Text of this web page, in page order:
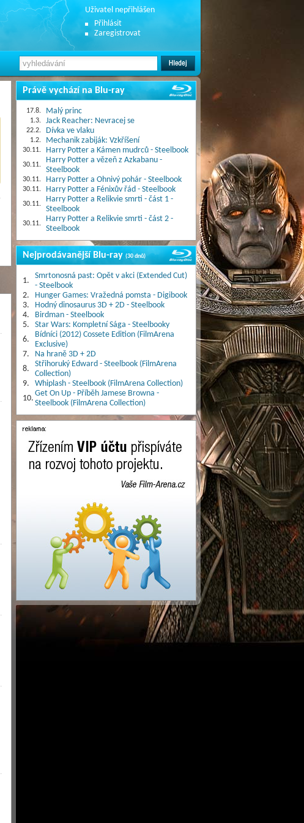
Uživatel nepřihlášen
Přihlásit
Zaregistrovat
Právě vychází na Blu-ray
17.8. Malý princ
1.3. Jack Reacher: Nevracej se
22.2. Dívka ve vlaku
1.2. Mechanik zabiják: Vzkříšení
30.11. Harry Potter a Kámen mudrců - Steelbook
30.11.
Harry Potter a vězeň z Azkabanu -
Steelbook
30.11. Harry Potter a Ohnivý pohár - Steelbook
30.11. Harry Potter a Fénixův řád - Steelbook
30.11.
Harry Potter a Relikvie smrti - část 1 -
Steelbook
30.11.
Harry Potter a Relikvie smrti - část 2 -
Steelbook
Nejprodávanější Blu-ray(30 dnů)
1.
Smrtonosná past: Opět v akci (Extended Cut)
- Steelbook
2.
Hunger Games: Vražedná pomsta - Digibook
3.
Hodný dinosaurus 3D + 2D - Steelbook
4.
Birdman - Steelbook
5.
Star Wars: Kompletní Sága - Steelbooky
6.
Bídníci (2012) Cossete Edition (FilmArena
Exclusive)
7.
Na hraně 3D + 2D
8.
Střihoruký Edward - Steelbook (FilmArena
Collection)
9.
Whiplash - Steelbook (FilmArena Collection)
10.
Get On Up - Příběh Jamese Browna -
Steelbook (FilmArena Collection)